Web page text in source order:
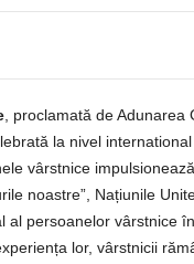
, proclamată de
la nivel
vârstnice
noastre”, Națiunile
persoanelor vârstnice
lor, vârstnicii